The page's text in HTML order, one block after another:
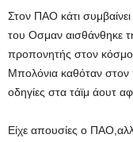
Στον ΠΑΟ κάτι
του Οσμαν αισθάνθηκε
προπονητής στον
Μπολόνια καθόταν στον
οδηγίες στα τάϊμ άουτ
Είχε απουσίες ο